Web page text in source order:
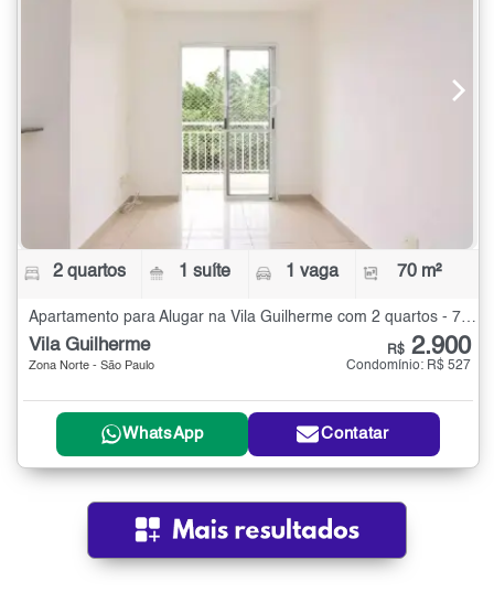
2 quartos 1 suíte 1 vaga 70 m²
Vila Guilherme
Zona Norte - São Paulo
R$ 2.900
Condomínio: R$ 527
WhatsApp Contatar